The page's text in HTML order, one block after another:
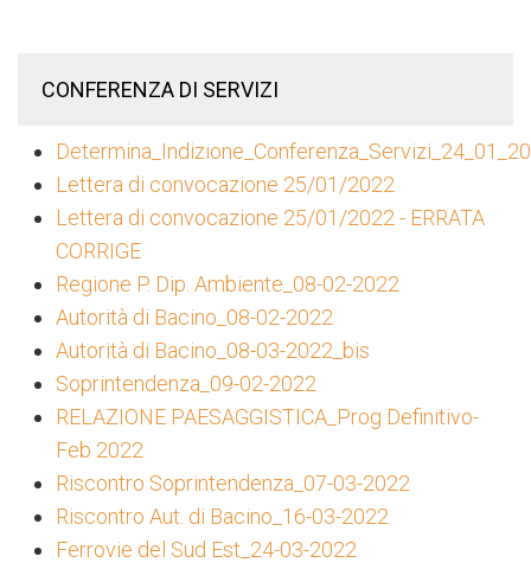
CONFERENZA DI SERVIZI
Lettera di convocazione 25/01/2022
Lettera di convocazione 25/01/2022 - ERRATA
CORRIGE
Regione P. Dip. Ambiente_08-02-2022
Autorità di Bacino_08-02-2022
Autorità di Bacino_08-03-2022_bis
Soprintendenza_09-02-2022
RELAZIONE PAESAGGISTICA_Prog Definitivo-
Feb 2022
Riscontro Soprintendenza_07-03-2022
Riscontro Aut. di Bacino_16-03-2022
Ferrovie del Sud Est_24-03-2022